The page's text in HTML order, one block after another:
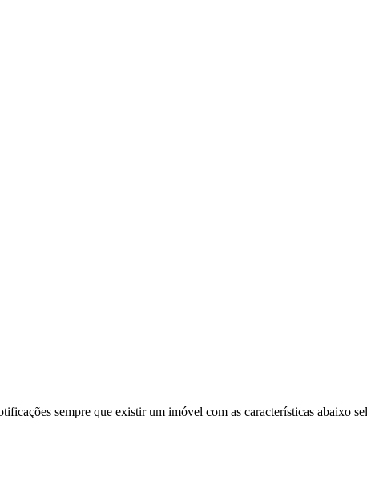
sempre que existir um imóvel com as características abaixo